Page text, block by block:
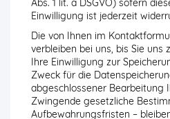
Abs. 1 lit. a DSGVO) sofern
Einwilligung ist jederzeit
Die von Ihnen im
verbleiben bei uns, bis Sie uns
Ihre Einwilligung zur
Zweck für die
abgeschlossener Bearbeitung
Zwingende gesetzliche
Aufbewahrungsfristen –